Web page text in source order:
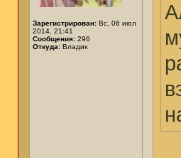
Зарегистрирован: Вс, 06 июл
2014, 21:41
Сообщения: 296
Откуда: Владик